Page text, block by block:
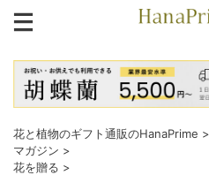
花と植物のギフト通販のHanaPrime >
マガジン >
花を贈る >